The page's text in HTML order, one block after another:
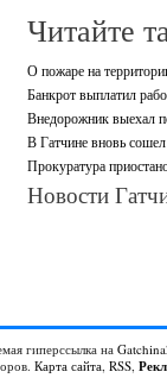
Читайте
О пожаре на
Банкрот выплатил
Внедорожник выехал
В Гатчине вновь сошел
Прокуратура
Новости
гиперссылка на
Карта сайта, RSS,